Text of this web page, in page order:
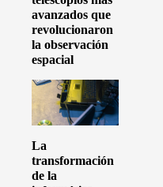
avanzados que
revolucionaron
la observación
espacial
La
transformación
de la